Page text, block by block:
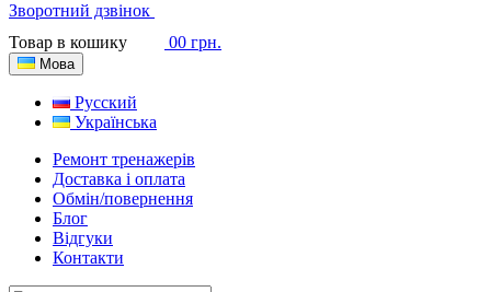
Зворотний дзвінок
Товар в кошику
00 грн.
Мова
Русский
Українська
Ремонт тренажерів
Доставка і оплата
Обмін/повернення
Блог
Відгуки
Контакти